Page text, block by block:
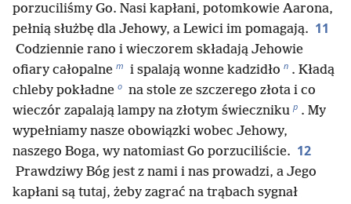
porzuciliśmy Go. Nasi kapłani, potomkowie Aarona,
pełnią służbę dla Jehowy, a Lewici im pomagają. 11
Codziennie rano i wieczorem składają Jehowie
ofiary całopalne m i spalają wonne kadzidło n . Kładą
chleby pokładne o na stole ze szczerego złota i co
wieczór zapalają lampy na złotym świeczniku p . My
wypełniamy nasze obowiązki wobec Jehowy,
naszego Boga, wy natomiast Go porzuciliście. 12
Prawdziwy Bóg jest z nami i nas prowadzi, a Jego
kapłani są tutaj, żeby zagrać na trąbach sygnał